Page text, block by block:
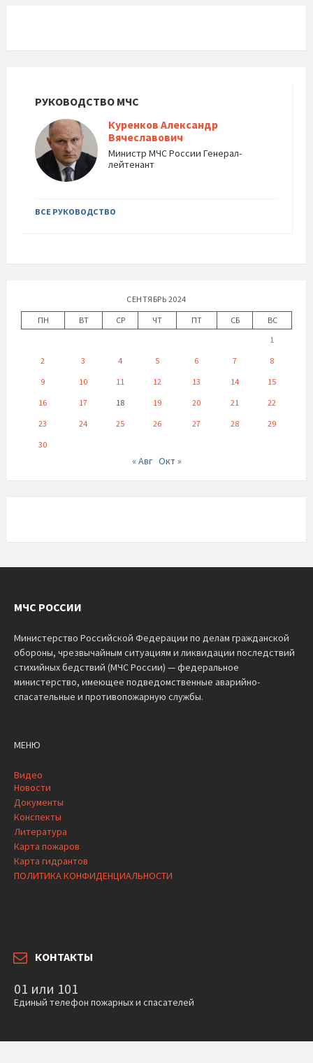
РУКОВОДСТВО МЧС
Куренков Александр
Вячеславович
Министр МЧС России Генерал-
лейтенант
ВСЕ РУКОВОДСТВО
СЕНТЯБРЬ 2024
ПН
ВТ СР ЧТ ПТ СБ
ВС
1
2
3 4 5 6 7
8
9
10 11 12 13 14
15
16
17 18 19 20 21
22
23
24 25 26 27 28
29
30
« Авг Окт »
МЧС РОССИИ
Министерство Российской Федерации по делам гражданской
обороны, чрезвычайным ситуациям и ликвидации последствий
стихийных бедствий (МЧС России) — федеральное
министерство, имеющее подведомственные аварийно-
спасательные и противопожарную службы.
МЕНЮ
Видео
Новости
Документы
Конспекты
Литература
Карта пожаров
Карта гидрантов
ПОЛИТИКА КОНФИДЕНЦИАЛЬНОСТИ
КОНТАКТЫ
01 или 101
Единый телефон пожарных и спасателей